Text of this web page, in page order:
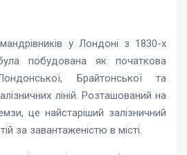
у Лондоні з 1830-х
побудована як початкова
Брайтонської та
ліній. Розташований на
це найстаріший залізничний
за завантаженістю в місті.